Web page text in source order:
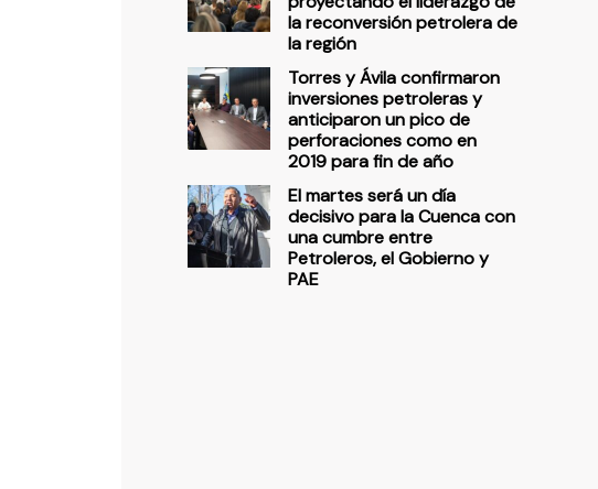
la reconversión petrolera de
la región
Torres y Ávila confirmaron
inversiones petroleras y
anticiparon un pico de
perforaciones como en
2019 para fin de año
El martes será un día
decisivo para la Cuenca con
una cumbre entre
Petroleros, el Gobierno y
PAE